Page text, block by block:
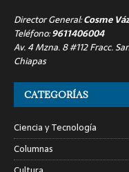
Director General:Cosme
Teléfono:9611406004
Av. 4 Mzna. 8 #112 Fracc.
Chiapas
CATEGORÍAS
Ciencia y Tecnología
Columnas